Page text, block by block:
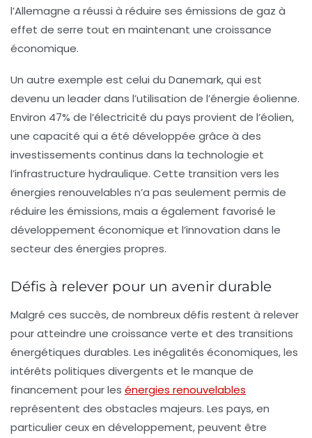
l’Allemagne a réussi à réduire ses émissions de gaz à
effet de serre tout en maintenant une croissance
économique.
Un autre exemple est celui du Danemark, qui est
devenu un leader dans l’utilisation de l’énergie éolienne.
Environ 47% de l’électricité du pays provient de l’éolien,
une capacité qui a été développée grâce à des
investissements continus dans la technologie et
l’infrastructure hydraulique. Cette transition vers les
énergies renouvelables n’a pas seulement permis de
réduire les émissions, mais a également favorisé le
développement économique et l’innovation dans le
secteur des énergies propres.
Défis à relever pour un avenir durable
Malgré ces succès, de nombreux défis restent à relever
pour atteindre une croissance verte et des transitions
énergétiques durables. Les inégalités économiques, les
intérêts politiques divergents et le manque de
financement pour les énergies renouvelables
représentent des obstacles majeurs. Les pays, en
particulier ceux en développement, peuvent être